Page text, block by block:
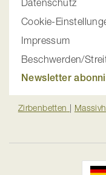
Datenschutz
Cookie-
Impressum
Beschwerden/
Newsletter
Zirbenbetten |